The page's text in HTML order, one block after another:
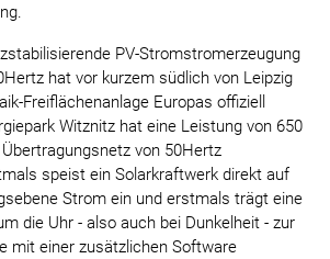
PV-Stromstromerzeugung
hat vor kurzem südlich von Leipzig
Freiflächenanlage Europas offiziell
Witznitz hat eine Leistung von 650
von 50Hertz
speist ein Solarkraftwerk direkt auf
Strom ein und erstmals trägt eine
die Uhr - also auch bei Dunkelheit - zur
mit einer zusätzlichen Software